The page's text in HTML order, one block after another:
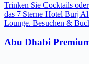
Trinken Sie Cocktails
das 7 Sterne Hotel Burj
Lounge. Besuchen &
Abu Dhabi